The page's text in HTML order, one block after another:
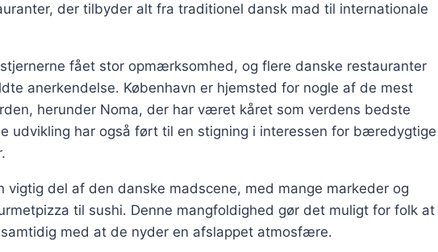
der tilbyder alt fra traditionel dansk mad til internationale
fået stor opmærksomhed, og flere danske restauranter
anerkendelse. København er hjemsted for nogle af de mest
herunder Noma, der har været kåret som verdens bedste
udvikling har også ført til en stigning i interessen for bæredygtige
vigtig del af den danske madscene, med mange markeder og
til sushi. Denne mangfoldighed gør det muligt for folk at
med at de nyder en afslappet atmosfære.